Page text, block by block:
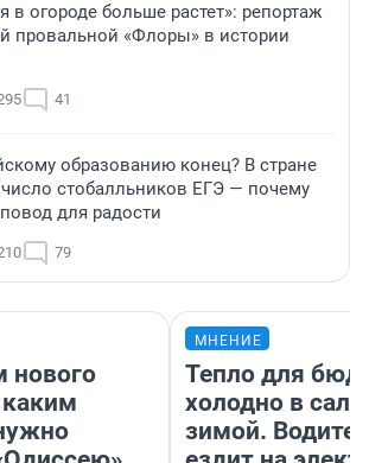
в огороде больше растет»: репортаж
провальной «Флоры» в истории
41
образованию конец? В стране
число стобалльников ЕГЭ — почему
для радости
79
нового
МНЕНИЕ
Тепло для
холодно в
зимой.